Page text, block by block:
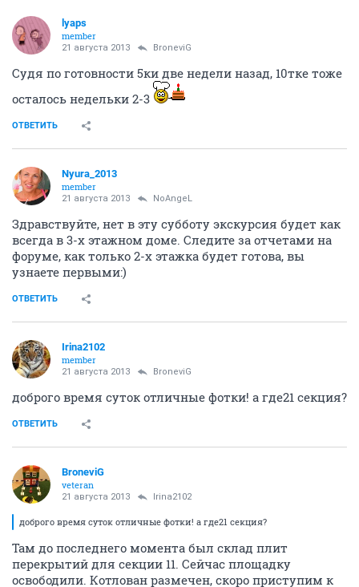
lyaps
member
21 августа 2013 BroneviG
Судя по готовности 5ки две недели назад, 10тке тоже
осталось недельки 2-3
ОТВЕТИТЬ
Nyura_2013
member
21 августа 2013 NoAngeL
Здравствуйте, нет в эту субботу экскурсия будет как
всегда в 3-х этажном доме. Следите за отчетами на
форуме, как только 2-х этажка будет готова, вы
узнаете первыми:)
ОТВЕТИТЬ
Irina2102
member
21 августа 2013 BroneviG
доброго время суток отличные фотки! а где21 секция?
ОТВЕТИТЬ
BroneviG
veteran
21 августа 2013 Irina2102
доброго время суток отличные фотки! а где21 секция?
Там до последнего момента был склад плит
перекрытий для секции 11. Сейчас площадку
освободили. Котлован размечен, скоро приступим к